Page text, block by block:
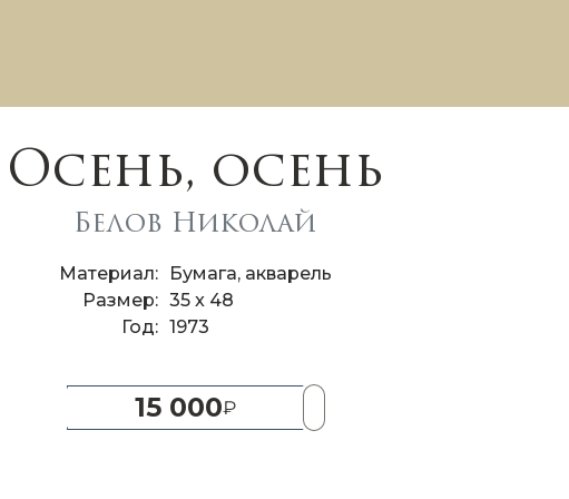
Осень, осень
Белов Николай
Материал
Бумага, акварель
Размер
35 x 48
Год
1973
15 000